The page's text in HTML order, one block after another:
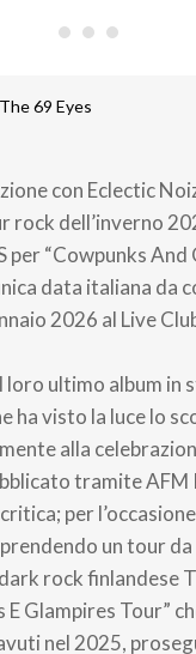
69 Eyes
con Eclectic
rock dell’inverno
per “Cowpunks
data italiana da
2026 al Live
loro ultimo album in
ha visto la luce lo
alla
tramite AFM
per
un tour
rock finlandese
E Glampires Tour”
nel 2025,